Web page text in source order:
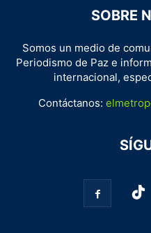
SOBRE
Somos un medio de
Periodismo de Paz e
internacional,
Contáctanos: